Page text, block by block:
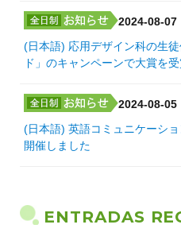
2024-08-07
(日本語) 応用デザイン科の生
ド」のキャンペーンで大賞を受
2024-08-05
(日本語) 英語コミュニケーシ
開催しました
ENTRADAS